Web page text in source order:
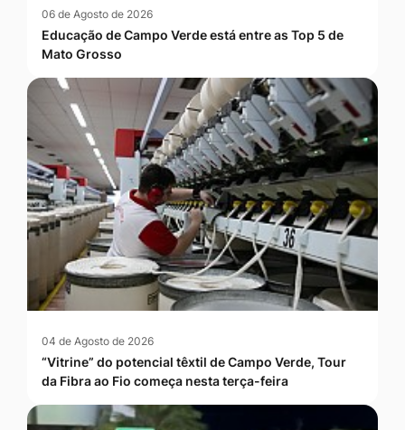
06 de Agosto de 2026
Educação de Campo Verde está entre as Top 5 de
Mato Grosso
04 de Agosto de 2026
“Vitrine” do potencial têxtil de Campo Verde, Tour
da Fibra ao Fio começa nesta terça-feira